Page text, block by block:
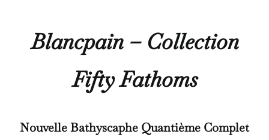
Blancpain – Collection
Fifty Fathoms
Nouvelle Bathyscaphe Quantième Complet